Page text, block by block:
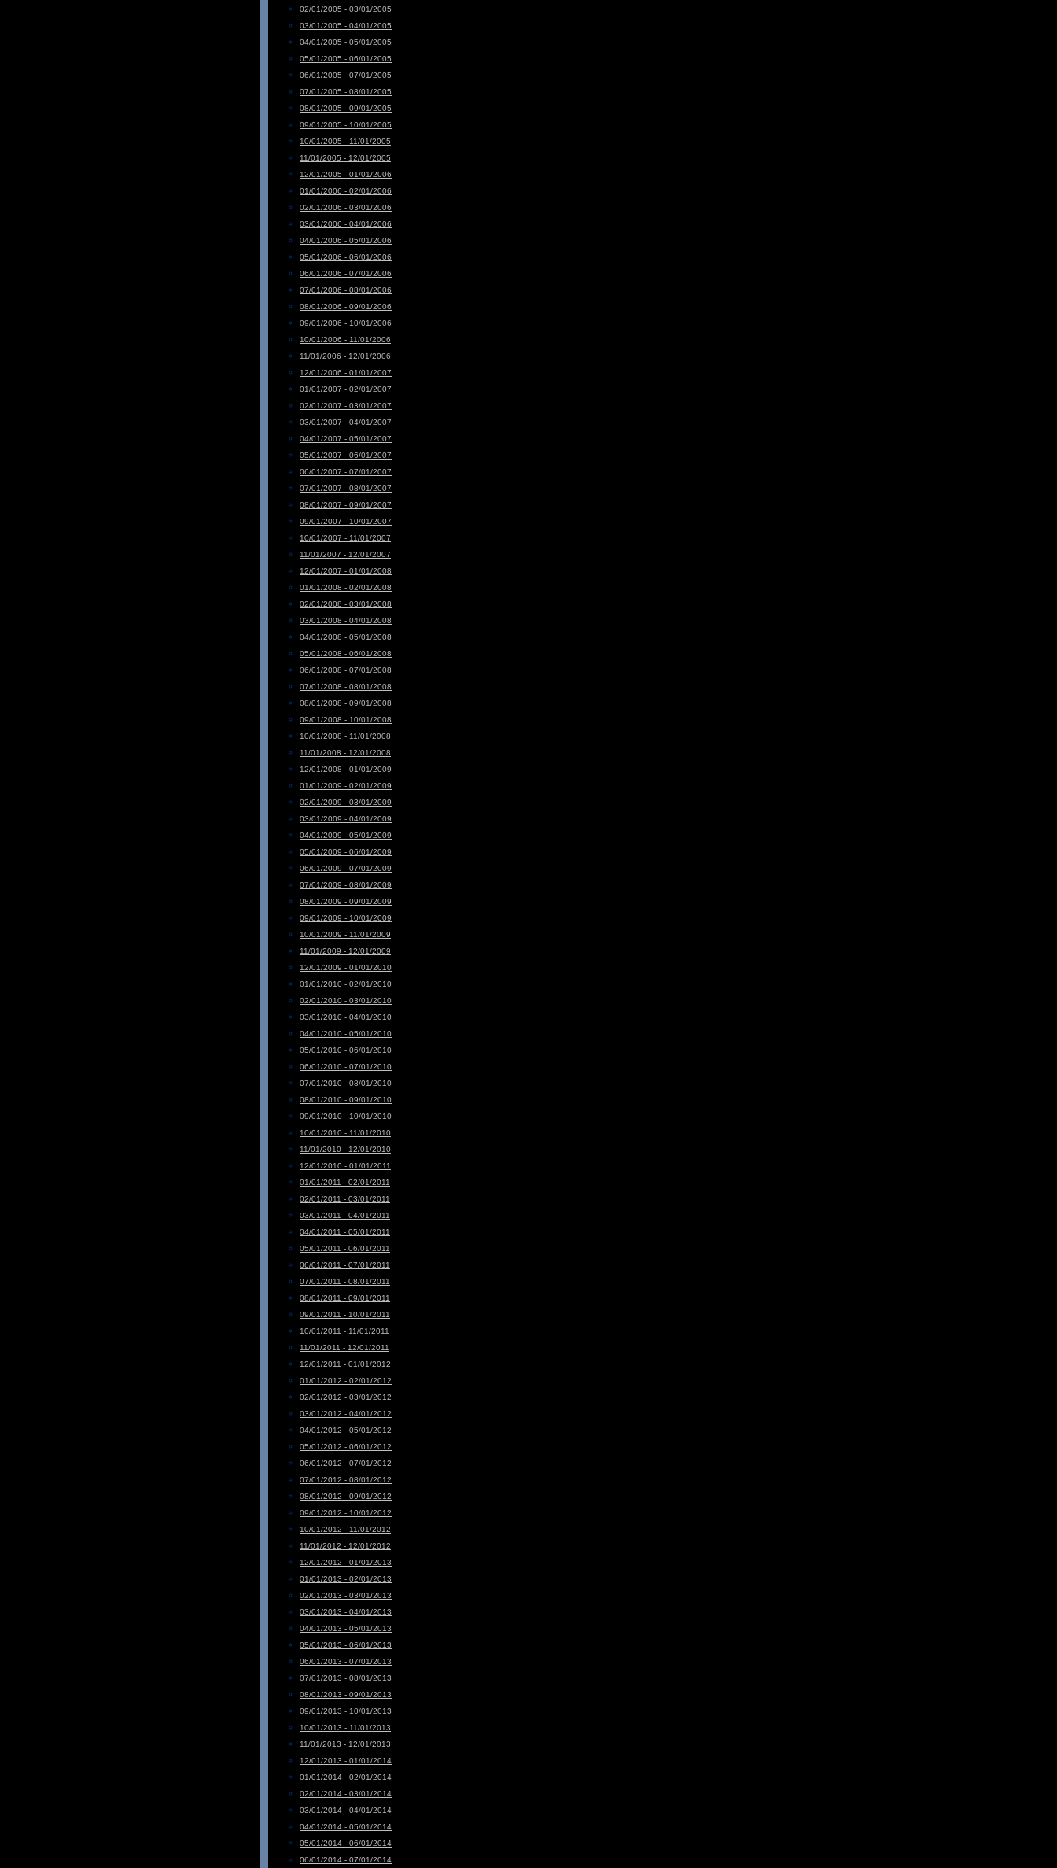
02/01/2005 - 03/01/2005
03/01/2005 - 04/01/2005
04/01/2005 - 05/01/2005
05/01/2005 - 06/01/2005
06/01/2005 - 07/01/2005
07/01/2005 - 08/01/2005
08/01/2005 - 09/01/2005
09/01/2005 - 10/01/2005
10/01/2005 - 11/01/2005
11/01/2005 - 12/01/2005
12/01/2005 - 01/01/2006
01/01/2006 - 02/01/2006
02/01/2006 - 03/01/2006
03/01/2006 - 04/01/2006
04/01/2006 - 05/01/2006
05/01/2006 - 06/01/2006
06/01/2006 - 07/01/2006
07/01/2006 - 08/01/2006
08/01/2006 - 09/01/2006
09/01/2006 - 10/01/2006
10/01/2006 - 11/01/2006
11/01/2006 - 12/01/2006
12/01/2006 - 01/01/2007
01/01/2007 - 02/01/2007
02/01/2007 - 03/01/2007
03/01/2007 - 04/01/2007
04/01/2007 - 05/01/2007
05/01/2007 - 06/01/2007
06/01/2007 - 07/01/2007
07/01/2007 - 08/01/2007
08/01/2007 - 09/01/2007
09/01/2007 - 10/01/2007
10/01/2007 - 11/01/2007
11/01/2007 - 12/01/2007
12/01/2007 - 01/01/2008
01/01/2008 - 02/01/2008
02/01/2008 - 03/01/2008
03/01/2008 - 04/01/2008
04/01/2008 - 05/01/2008
05/01/2008 - 06/01/2008
06/01/2008 - 07/01/2008
07/01/2008 - 08/01/2008
08/01/2008 - 09/01/2008
09/01/2008 - 10/01/2008
10/01/2008 - 11/01/2008
11/01/2008 - 12/01/2008
12/01/2008 - 01/01/2009
01/01/2009 - 02/01/2009
02/01/2009 - 03/01/2009
03/01/2009 - 04/01/2009
04/01/2009 - 05/01/2009
05/01/2009 - 06/01/2009
06/01/2009 - 07/01/2009
07/01/2009 - 08/01/2009
08/01/2009 - 09/01/2009
09/01/2009 - 10/01/2009
10/01/2009 - 11/01/2009
11/01/2009 - 12/01/2009
12/01/2009 - 01/01/2010
01/01/2010 - 02/01/2010
02/01/2010 - 03/01/2010
03/01/2010 - 04/01/2010
04/01/2010 - 05/01/2010
05/01/2010 - 06/01/2010
06/01/2010 - 07/01/2010
07/01/2010 - 08/01/2010
08/01/2010 - 09/01/2010
09/01/2010 - 10/01/2010
10/01/2010 - 11/01/2010
11/01/2010 - 12/01/2010
12/01/2010 - 01/01/2011
01/01/2011 - 02/01/2011
02/01/2011 - 03/01/2011
03/01/2011 - 04/01/2011
04/01/2011 - 05/01/2011
05/01/2011 - 06/01/2011
06/01/2011 - 07/01/2011
07/01/2011 - 08/01/2011
08/01/2011 - 09/01/2011
09/01/2011 - 10/01/2011
10/01/2011 - 11/01/2011
11/01/2011 - 12/01/2011
12/01/2011 - 01/01/2012
01/01/2012 - 02/01/2012
02/01/2012 - 03/01/2012
03/01/2012 - 04/01/2012
04/01/2012 - 05/01/2012
05/01/2012 - 06/01/2012
06/01/2012 - 07/01/2012
07/01/2012 - 08/01/2012
08/01/2012 - 09/01/2012
09/01/2012 - 10/01/2012
10/01/2012 - 11/01/2012
11/01/2012 - 12/01/2012
12/01/2012 - 01/01/2013
01/01/2013 - 02/01/2013
02/01/2013 - 03/01/2013
03/01/2013 - 04/01/2013
04/01/2013 - 05/01/2013
05/01/2013 - 06/01/2013
06/01/2013 - 07/01/2013
07/01/2013 - 08/01/2013
08/01/2013 - 09/01/2013
09/01/2013 - 10/01/2013
10/01/2013 - 11/01/2013
11/01/2013 - 12/01/2013
12/01/2013 - 01/01/2014
01/01/2014 - 02/01/2014
02/01/2014 - 03/01/2014
03/01/2014 - 04/01/2014
04/01/2014 - 05/01/2014
05/01/2014 - 06/01/2014
06/01/2014 - 07/01/2014